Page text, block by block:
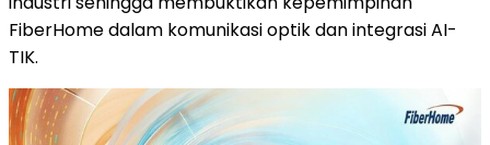
FiberHome dalam komunikasi optik dan integrasi AI-
TIK.